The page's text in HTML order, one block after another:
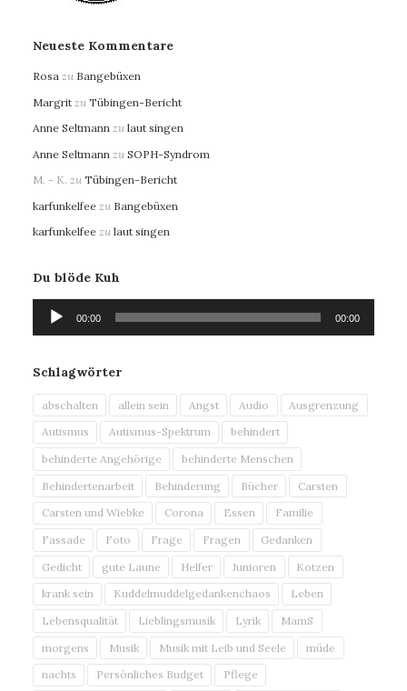
Neueste Kommentare
Rosa zu Bangebüxen
Margrit zu Tübingen-Bericht
Anne Seltmann zu laut singen
Anne Seltmann zu SOPH-Syndrom
M. - K. zu Tübingen-Bericht
karfunkelfee zu Bangebüxen
karfunkelfee zu laut singen
Du blöde Kuh
Audio-
Player
00:00 00:00
Schlagwörter
abschalten allein sein Angst Audio
Ausgrenzung
Autismus
Autismus-Spektrum
behindert
behinderte Angehörige
behinderte Menschen
Behindertenarbeit
Behinderung Bücher
Carsten
Carsten und Wiebke
Corona Essen
Familie
Fassade
Foto Frage Fragen
Gedanken
Gedicht
gute Laune Helfer Junioren
Kotzen
krank sein
Kuddelmuddelgedankenchaos
Leben
Lebensqualität
Lieblingsmusik Lyrik
MamS
morgens
Musik Musik mit Leib und Seele
müde
nachts
Persönliches Budget Pflege